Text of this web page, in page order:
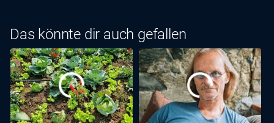
Das könnte dir auch gefallen